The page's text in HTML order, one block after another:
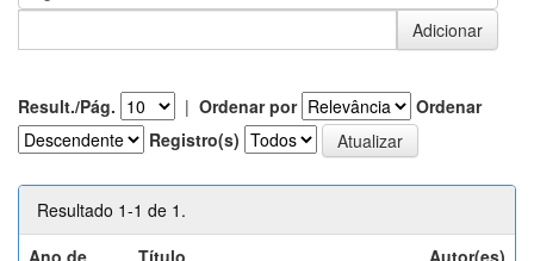
Result./Pág. | Ordenar por
Ordenar
Registro(s)
Resultado 1-1 de 1.
Ano de
Título Autor(es)